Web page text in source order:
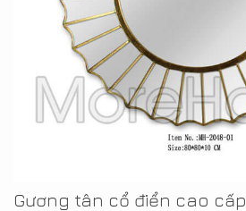
Gương tân cổ điển cao cấp